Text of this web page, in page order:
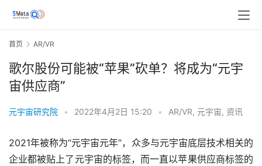
首页 AR/VR
歌尔股份可能被“苹果”砍单？将成为“元宇
宙供应商”
元宇宙研究院 • 2022年4月2日 15:20 • AR/VR, 元宇宙, 资讯
2021年被称为“元宇宙元年”，众多与元宇宙底层技术相关的
企业都被贴上了元宇宙的标签，而一直以苹果供应商标签的